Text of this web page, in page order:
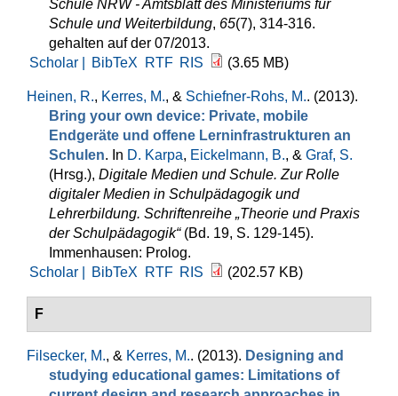
Schule NRW - Amtsblatt des Ministeriums für
Schule und Weiterbildung, 65(7), 314-316.
gehalten auf der 07/2013.
Scholar |
BibTeX RTF RIS (3.65 MB)
Heinen, R., Kerres, M., & Schiefner-Rohs, M.. (2013).
Bring your own device: Private, mobile
Endgeräte und offene Lern­infrastrukturen an
Schulen. In D. Karpa, Eickelmann, B., & Graf, S.
(Hrsg.), Digitale Medien und Schule. Zur Rolle
digitaler Medien in Schulpädagogik und
Lehrerbildung. Schriftenreihe „Theorie und Praxis
der Schulpädagogik“(Bd. 19, S. 129-145).
Immenhausen: Prolog.
Scholar |
BibTeX RTF RIS (202.57 KB)
F
Filsecker, M., & Kerres, M.. (2013). Designing and
studying educational games: Limitations of